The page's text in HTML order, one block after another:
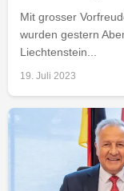
Mit grosser
wurden gestern
Liechtenstein...
19. Juli 2023